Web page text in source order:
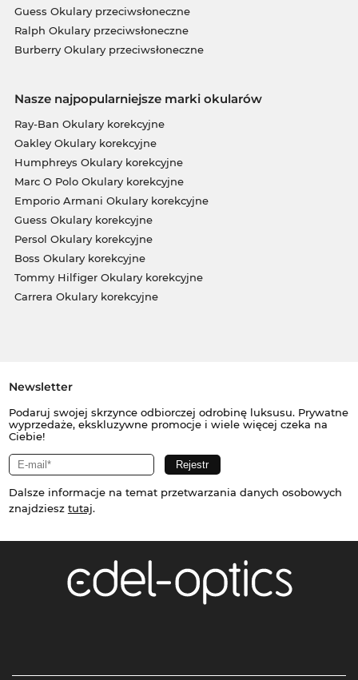
Guess Okulary przeciwsłoneczne
Ralph Okulary przeciwsłoneczne
Burberry Okulary przeciwsłoneczne
Nasze najpopularniejsze marki okularów
Ray-Ban Okulary korekcyjne
Oakley Okulary korekcyjne
Humphreys Okulary korekcyjne
Marc O Polo Okulary korekcyjne
Emporio Armani Okulary korekcyjne
Guess Okulary korekcyjne
Persol Okulary korekcyjne
Boss Okulary korekcyjne
Tommy Hilfiger Okulary korekcyjne
Carrera Okulary korekcyjne
Newsletter
Podaruj swojej skrzynce odbiorczej odrobinę luksusu. Prywatne
wyprzedaże, ekskluzywne promocje i wiele więcej czeka na
Ciebie!
Dalsze informacje na temat przetwarzania danych osobowych
znajdziesz tutaj.